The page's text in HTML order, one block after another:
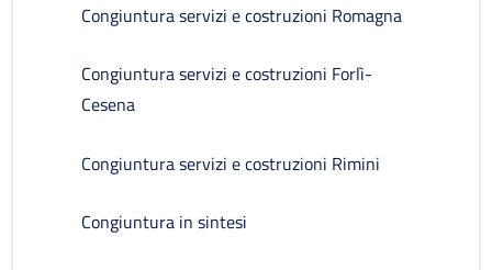
Congiuntura servizi e costruzioni Romagna
Congiuntura servizi e costruzioni Forlì-
Cesena
Congiuntura servizi e costruzioni Rimini
Congiuntura in sintesi